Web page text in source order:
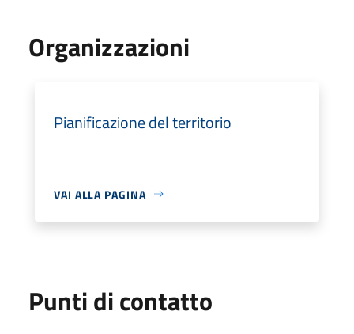
Organizzazioni
Pianificazione del territorio
VAI ALLA PAGINA
Punti di contatto